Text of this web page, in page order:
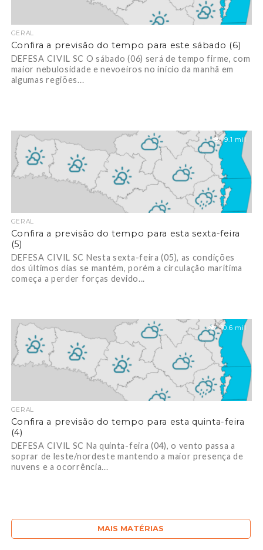
GERAL
Confira a previsão do tempo para este sábado (6)
DEFESA CIVIL SC O sábado (06) será de tempo firme, com
maior nebulosidade e nevoeiros no início da manhã em
algumas regiões...
9.1 mil
GERAL
Confira a previsão do tempo para esta sexta-feira
(5)
DEFESA CIVIL SC Nesta sexta-feira (05), as condições
dos últimos dias se mantém, porém a circulação marítima
começa a perder forças devido...
10.6 mil
GERAL
Confira a previsão do tempo para esta quinta-feira
(4)
DEFESA CIVIL SC Na quinta-feira (04), o vento passa a
soprar de leste/nordeste mantendo a maior presença de
nuvens e a ocorrência...
MAIS MATÉRIAS